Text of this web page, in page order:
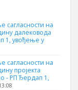
сагласности на
далековода
1, увођење у
сагласности на
пројекта
- РП Ђердап 1,